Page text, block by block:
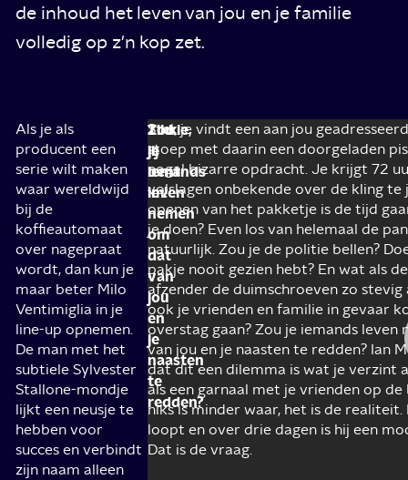
de inhoud het leven van jou en je familie
volledig op z'n kop zet.
Als je als
producent een
serie wilt maken
waar wereldwijd
bij de
koffieautomaat
over nagepraat
wordt, dan kun je
maar beter Milo
Ventimiglia in je
line-up opnemen.
De man met het
subtiele Sylvester
Stallone-mondje
lijkt een neusje te
hebben voor
succes en verbindt
zijn naam alleen
Toch
verandert
niet
alles
wat
deze
Siciliaanse
hartenbreker
aanraakt
in
goud.
Zowel
Mob
City
als
The
Whispers
Zou
je
iemands
leven
nemen
om
dat
van
jou
en
je
naasten
te
redden?
Tikkie,
jij
bent
‘m!
Stel, je vindt een aan jou
stoep met daarin een doorgeladen
nogal bizarre opdracht. Je krijgt 72
volslagen onbekende over de kling te
openen van het pakketje is de tijd
je doen? Even los van helemaal de
natuurlijk. Zou je de politie bellen?
pakje nooit gezien hebt? En wat als
afzender de duimschroeven zo
ook je vrienden en familie in gevaar
overstag gaan? Zou je iemands leven
van jou en je naasten te redden? Ian
dat dit een dilemma is wat je verzint
als een garnaal met je vrienden op
niks is minder waar, het is de realiteit.
loopt en over drie dagen is hij een
Dat is de vraag.